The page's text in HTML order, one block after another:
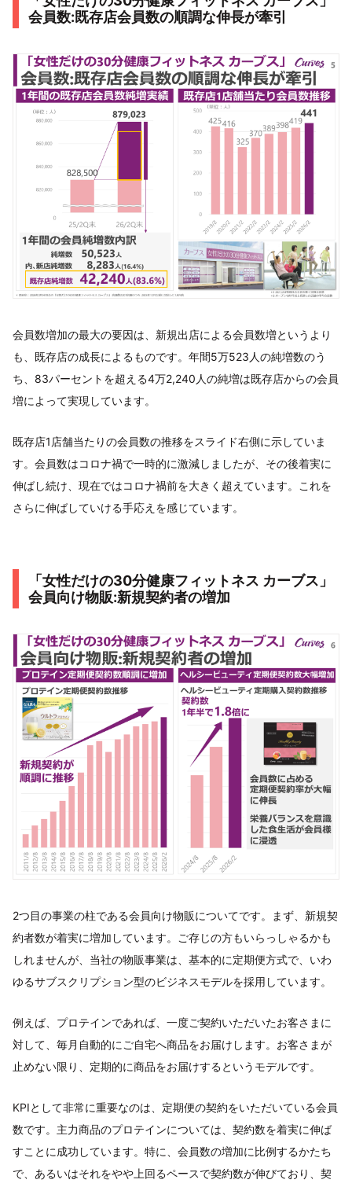
会員数:既存店会員数の順調な伸長が牽引
会員数増加の最大の要因は、新規出店による会員数増というより
も、既存店の成長によるものです。年間5万523人の純増数のう
ち、83パーセントを超える4万2,240人の純増は既存店からの会員
増によって実現しています。
既存店1店舗当たりの会員数の推移をスライド右側に示していま
す。会員数はコロナ禍で一時的に激減しましたが、その後着実に
伸ばし続け、現在ではコロナ禍前を大きく超えています。これを
さらに伸ばしていける手応えを感じています。
「女性だけの30分健康フィットネス カーブス」
会員向け物販:新規契約者の増加
2つ目の事業の柱である会員向け物販についてです。まず、新規契
約者数が着実に増加しています。ご存じの方もいらっしゃるかも
しれませんが、当社の物販事業は、基本的に定期便方式で、いわ
ゆるサブスクリプション型のビジネスモデルを採用しています。
例えば、プロテインであれば、一度ご契約いただいたお客さまに
対して、毎月自動的にご自宅へ商品をお届けします。お客さまが
止めない限り、定期的に商品をお届けするというモデルです。
KPIとして非常に重要なのは、定期便の契約をいただいている会員
数です。主力商品のプロテインについては、契約数を着実に伸ば
すことに成功しています。特に、会員数の増加に比例するかたち
で、あるいはそれをやや上回るペースで契約数が伸びており、契